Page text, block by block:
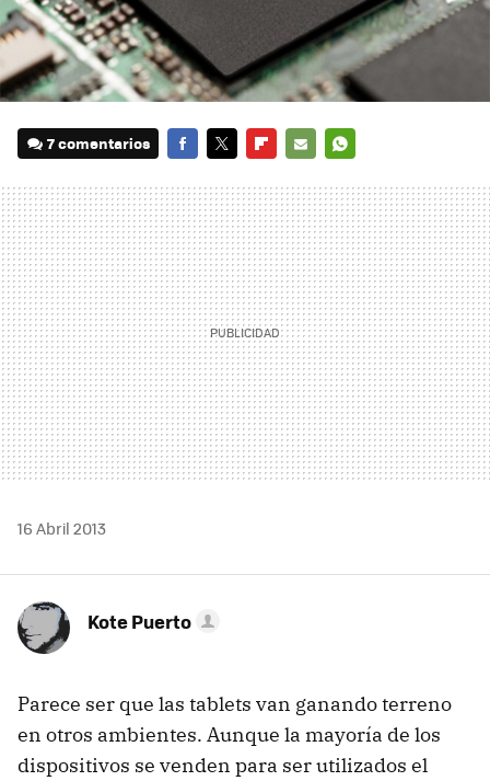
7 comentarios
MAIL
16 Abril 2013
Kote Puerto
Parece ser que las tablets van ganando terreno
en otros ambientes. Aunque la mayoría de los
dispositivos se venden para ser utilizados el